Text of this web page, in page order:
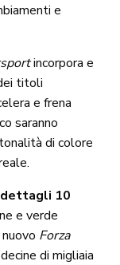
e
incorpora e
titoli
e frena
saranno
di colore
dettagli 10
e verde
Forza
di migliaia